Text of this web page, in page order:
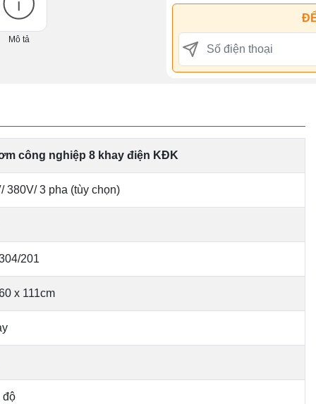
Mô tả
công nghiệp 8 khay điện KĐK
380V/ 3 pha (tùy chọn)
201
x 111cm
độ